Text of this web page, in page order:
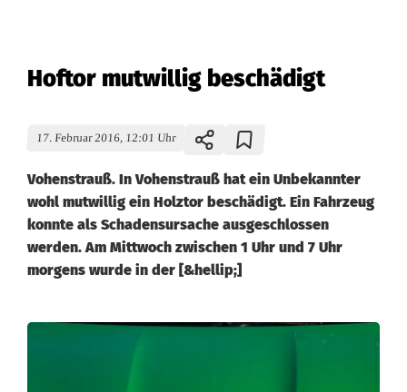
Hoftor mutwillig beschädigt
17. Februar 2016, 12:01 Uhr
Vohenstrauß. In Vohenstrauß hat ein Unbekannter
wohl mutwillig ein Holztor beschädigt. Ein Fahrzeug
konnte als Schadensursache ausgeschlossen
werden. Am Mittwoch zwischen 1 Uhr und 7 Uhr
morgens wurde in der [&hellip;]